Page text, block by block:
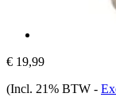
€ 19,99
(Incl. 21% BTW -